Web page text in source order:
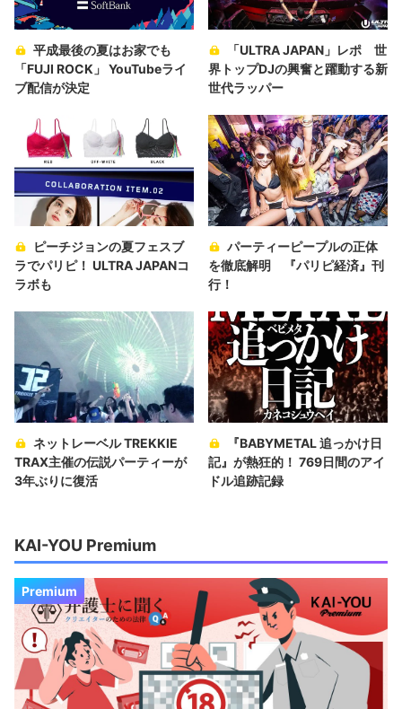
平成最後の夏はお家でも
「FUJI ROCK」 YouTubeライ
ブ配信が決定
「ULTRA JAPAN」レポ 世
界トップDJの興奮と躍動する新
世代ラッパー
ピーチジョンの夏フェスブ
ラでパリピ！ ULTRA JAPANコ
ラボも
パーティーピープルの正体
を徹底解明 『パリピ経済』刊
行！
ネットレーベル TREKKIE
TRAX主催の伝説パーティーが
3年ぶりに復活
『BABYMETAL 追っかけ日
記』が熱狂的！ 769日間のアイ
ドル追跡記録
KAI-YOU Premium
Premium